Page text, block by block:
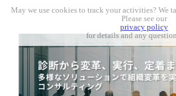
May we use cookies to track your activities? We
Please see our
privacy policy
for details and any